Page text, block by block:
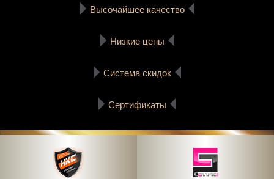
Высочайшее качество
Низкие цены
Система скидок
Сертификаты